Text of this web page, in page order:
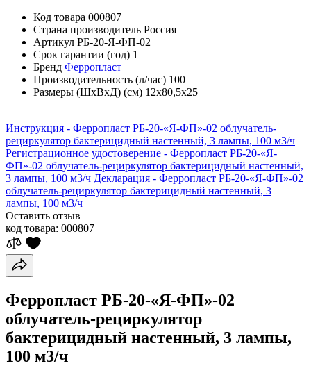
Код товара 000807
Страна производитель Россия
Артикул РБ-20-Я-ФП-02
Срок гарантии (год) 1
Бренд Ферропласт
Производительность (л/час) 100
Размеры (ШхВхД) (см) 12х80,5х25
Инструкция - Ферропласт РБ-20-«Я-ФП»-02 облучатель-
рециркулятор бактерицидный настенный, 3 лампы, 100 м3/ч
Регистрационное удостоверение - Ферропласт РБ-20-«Я-
ФП»-02 облучатель-рециркулятор бактерицидный настенный,
3 лампы, 100 м3/ч Декларация - Ферропласт РБ-20-«Я-ФП»-02
облучатель-рециркулятор бактерицидный настенный, 3
лампы, 100 м3/ч
Оставить отзыв
код товара: 000807
Ферропласт РБ-20-«Я-ФП»-02
облучатель-рециркулятор
бактерицидный настенный, 3 лампы,
100 м3/ч